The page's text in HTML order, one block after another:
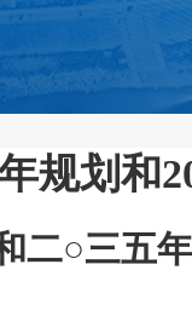
规划和
二○三五